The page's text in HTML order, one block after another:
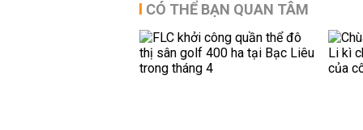
CÓ THỂ BẠN QUAN TÂM